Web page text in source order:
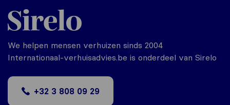
We helpen mensen verhuizen sinds 2004
Internationaal-verhuisadvies.be is onderdeel van Sirelo
+32 3 808 09 29